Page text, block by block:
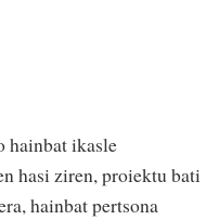
hainbat ikasle
hasi ziren, proiektu bati
hainbat pertsona